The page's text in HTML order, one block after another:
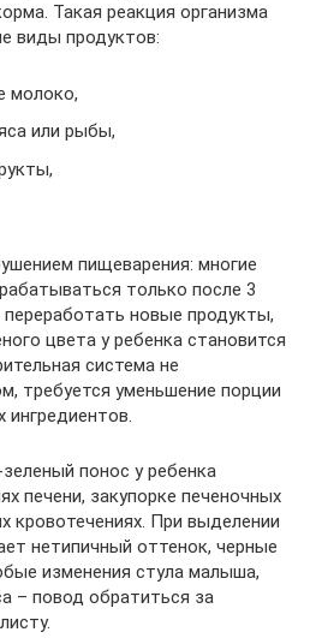
Такая реакция организма
виды продуктов:
молоко,
или рыбы,
пищеварения: многие
только после 3
новые продукты,
цвета у ребенка становится
система не
требуется уменьшение порции
ингредиентов.
понос у ребенка
печени, закупорке печеночных
кровотечениях. При выделении
нетипичный оттенок, черные
изменения стула малыша,
– повод обратиться за